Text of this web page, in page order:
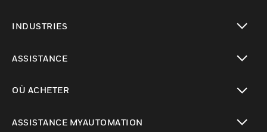
INDUSTRIES
ASSISTANCE
OÙ ACHETER
ASSISTANCE MYAUTOMATION